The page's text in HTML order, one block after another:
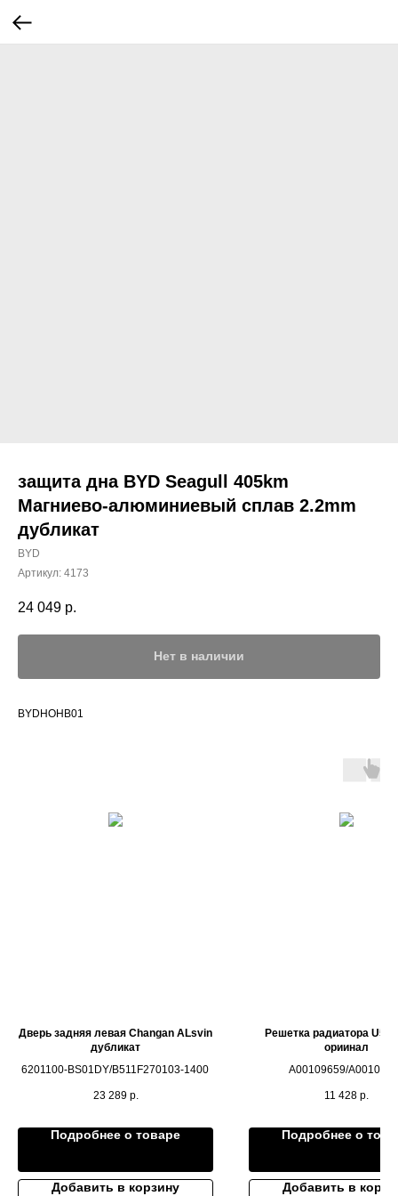
защита дна BYD Seagull 405km
Магниево-алюминиевый сплав 2.2mm
дубликат
BYD
Артикул: 4173
24 049 р.
Нет в наличии
BYDHOHB01
Дверь задняя левая Changan ALsvin
дубликат
6201100-BS01DY/B511F270103-1400
23 289 р.
Подробнее о товаре
Добавить в корзину
Решетка радиатора U5
ориинал
A00109659/
11 428 р.
Подробнее о
Добавить в